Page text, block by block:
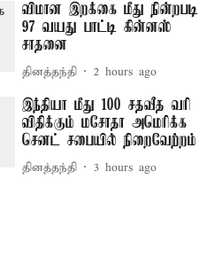
விமான இறக்கை மீது நின்றபடி
97 வயது பாட்டி கின்னஸ்
சாதனை
தினத்தந்தி 2 hours ago
இந்தியா மீது 100 சதவீத வரி
விதிக்கும் மசோதா அமெரிக்க
செனட் சபையில் நிறைவேற்றம்
தினத்தந்தி 3 hours ago